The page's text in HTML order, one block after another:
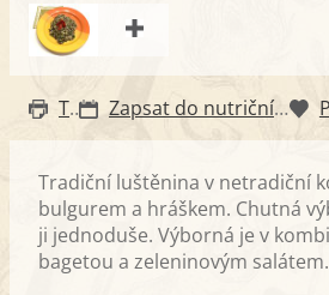
Tisk Zapsat do nutričního diáře
Tradiční luštěnina v netradiční
bulgurem a hráškem. Chutná
ji jednoduše. Výborná je v
bagetou a zeleninovým salátem.